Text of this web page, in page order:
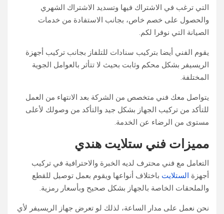
التي ترغب في الاشتراك فيها وتسديد الاشتراك الشهري
والحصول على خصم خاص، بجانب الاستفادة من خدمات
الصيانة التي نوفرا لكم.
يقوم الفني أيضا بتركيب سنادات للتلفاز بجانب تركيب أجهزة
الريسيفر بشكل محكم وثابت بحيث لا تتأثر بالعوامل الجوية
المختلفة.
يتواصل معك فني متخصص من الشركة بعد الانتهاء من العمل
للتأكد من تركيب الجهاز بشكل جيد والتأكد من وصولك لأعلى
مستوى من الرضاء عن الخدمة.
مميزات فني ستلايت هندي
التعامل مع فني محترف لديه الخبرة والاحترافية في تركيب
أجهزة الستلايت باختلاف أنواعها ويقوم بعمل توصيل للقطع
والملحقات الخاصة بالجهاز بشكل صحيح وبأسعار رمزية.
نحن نعمل على مدار الساعة، لذلك لو تعرض جهاز الريسيفر لأي